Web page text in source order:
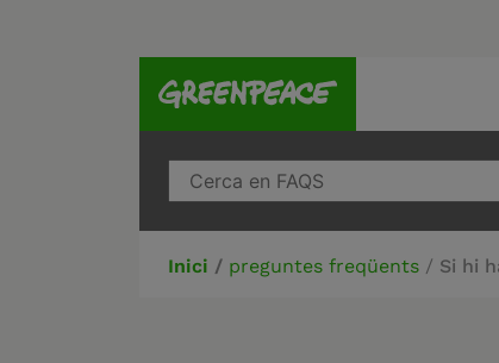
Inici / preguntes freqüents / Si hi